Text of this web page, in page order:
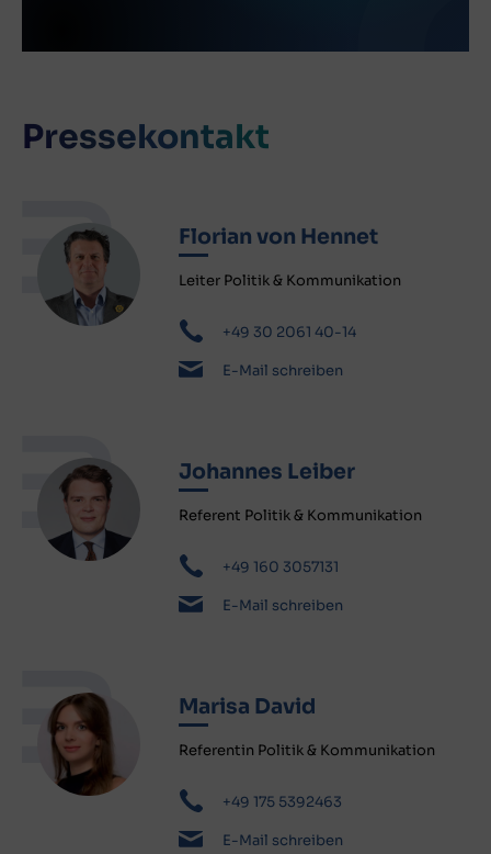
Pressekontakt
Florian von Hennet
Leiter Politik & Kommunikation
+49 30 2061 40-14
E-Mail schreiben
Johannes Leiber
Referent Politik & Kommunikation
+49 160 3057131
E-Mail schreiben
Marisa David
Referentin Politik & Kommunikation
+49 175 5392463
E-Mail schreiben